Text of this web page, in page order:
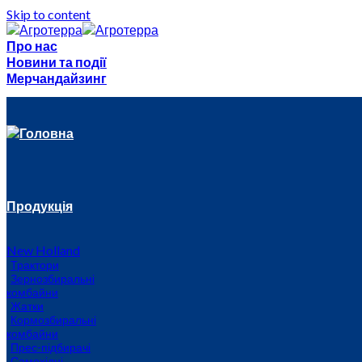
Skip to content
Про нас
Новини та події
Мерчандайзинг
Головна
Продукція
New Holland
Трактори
Зернозбиральні
комбайни
Жатки
Кормозбиральні
комбайни
Прес-підбирачі